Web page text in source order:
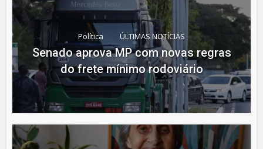
Política ÚLTIMAS NOTÍCIAS
Senado aprova MP com novas regras
do frete mínimo rodoviário